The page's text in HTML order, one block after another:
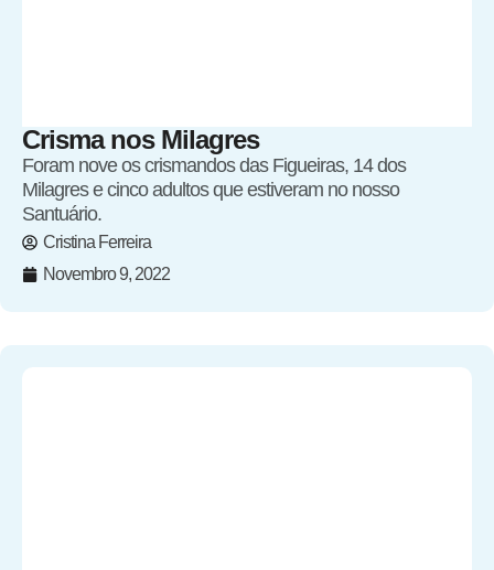
Crisma nos Milagres
Foram nove os crismandos das Figueiras, 14 dos
Milagres e cinco adultos que estiveram no nosso
Santuário.
Cristina Ferreira
Novembro 9, 2022